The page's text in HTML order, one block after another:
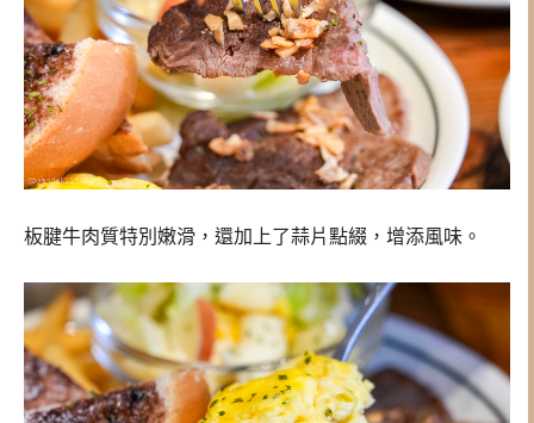
板腱牛肉質特別嫩滑，還加上了蒜片點綴，增添風味。